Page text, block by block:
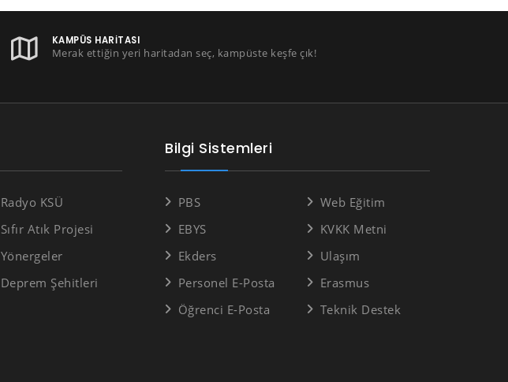
KAMPÜS HARITASI
Merak ettiğin yeri haritadan seç, kampüste keşfe çık!
Radyo KSÜ
Sıfır Atık Projesi
Yönergeler
Deprem Şehitleri
Bilgi Sistemleri
PBS
EBYS
Ekders
Personel E-Posta
Öğrenci E-Posta
Web Eğitim
KVKK Metni
Ulaşım
Erasmus
Teknik Destek